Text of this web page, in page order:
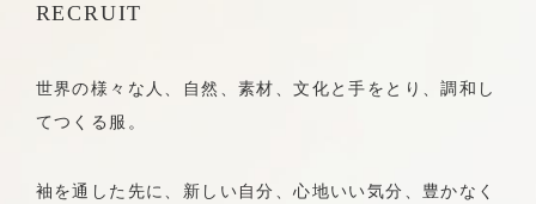
NEIGHBORHOOD
STOCKIST
RECRUIT
世界の様々な人、自然、素材、文化と手をとり、調和し
てつくる服。
袖を通した先に、新しい自分、心地いい気分、豊かなく